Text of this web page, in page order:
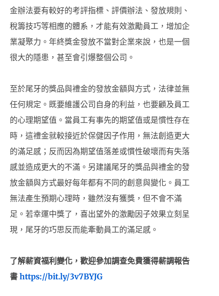
金辦法要有較好的考評指標、評價辦法、發放規則、
稅籌技巧等相應的體系，才能有效激勵員工，增加企
業凝聚力。年終獎金發放不當對企業來說，也是一個
很大的隱患，甚至會引爆整個公司。
至於尾牙的獎品與禮金的發放金額與方式，法律並無
任何規定。既要維護公司自身的利益，也要顧及員工
的心理期望值。當員工有事先的期望值或是慣性存在
時，這禮金就較接近於保健因子作用，無法創造更大
的滿足感；反而因為期望值落差或慣性破壞而有失落
感並造成更大的不滿。另建議尾牙的獎品與禮金的發
放金額與方式最好每年都有不同的創意與變化。員工
無法產生預期心理時，雖然沒有獲獎，但不會不滿
足。若幸運中獎了，喜出望外的激勵因子效果立刻呈
現，尾牙的巧思反而能牽動員工的滿足感。
了解薪資福利變化，歡迎參加調查免費獲得薪調報告
書 https://bit.ly/3v7BYJG